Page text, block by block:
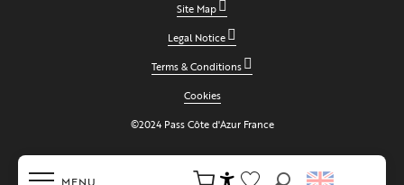
MENU
Site Map
Legal Notice
Terms & Conditions
Cookies
©2024 Pass Côte d'Azur France